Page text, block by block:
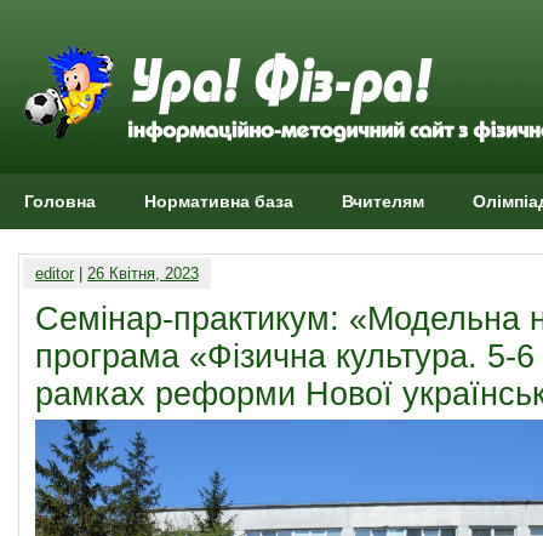
Головна Нормативна база Вчителям
editor| 26 Квітня, 2023
Семінар-практикум: «Модельна
програма «Фізична культура. 5-
рамках реформи Нової